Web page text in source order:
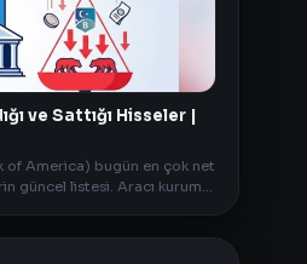
ve Sattığı Hisseler |
of America) bugün en çok net
güncel listesi. Aracı kurum